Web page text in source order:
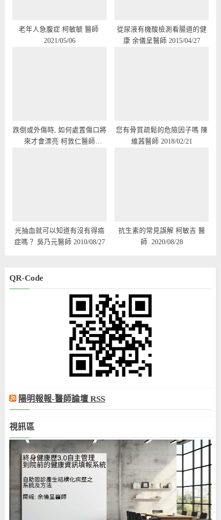
t老年人急腹症 柯敏毓 醫師
2021/05/06
從尿液有機酸檢測看腸道的健
康 余儀呈醫師 2015/04/27
跌倒或外傷時, 如何處置傷口將
來才會漂亮 柯敦仁醫師
您有骨質疏鬆的危險因子嗎 陳
維茜醫師 2018/02/21
光抽血就可以知道有沒有得癌
症嗎？ 吳乃元醫師 2010/08/27
抗生素的常見誤解 柯敏吉 醫
師 2020/08/28
QR-Code
陽明報報-醫師論壇 RSS
視訊區